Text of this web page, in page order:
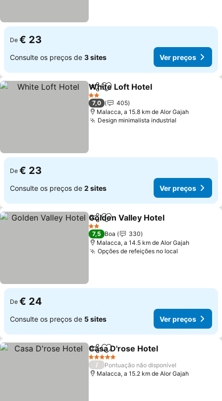
De € 23
Consulte os preços de 3 sites Ver preços
PartilharAdicionar aos favoritos
White Loft Hotel
2 Estrelas
7,0
405
Malacca, a 15.8 km de Alor Gajah
Design minimalista industrial
De € 23
Consulte os preços de 2 sites Ver preços
PartilharAdicionar aos favoritos
Golden Valley Hotel
2 Estrelas
7,5 Boa
330
Malacca, a 14.5 km de Alor Gajah
Opções de refeições no local
De € 24
Consulte os preços de 5 sites Ver preços
PartilharAdicionar aos favoritos
Casa D'rose Hotel
5 Estrelas
/
Pontuação não disponível
Malacca, a 15.2 km de Alor Gajah